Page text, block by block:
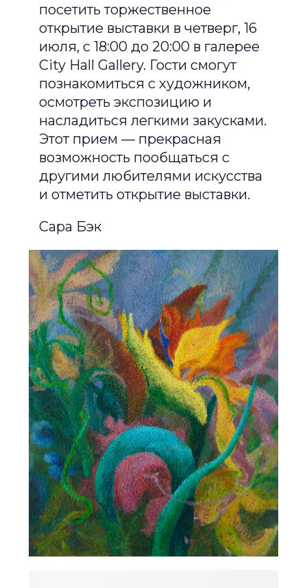
посетить торжественное
открытие выставки в четверг, 16
июля, с 18:00 до 20:00 в галерее
City Hall Gallery. Гости смогут
познакомиться с художником,
осмотреть экспозицию и
насладиться легкими закусками.
Этот прием — прекрасная
возможность пообщаться с
другими любителями искусства
и отметить открытие выставки.
Сара Бэк